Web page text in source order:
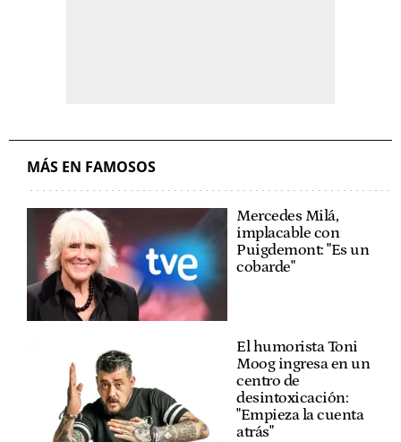
MÁS EN FAMOSOS
Mercedes Milá,
implacable con
Puigdemont: "Es un
cobarde"
El humorista Toni
Moog ingresa en un
centro de
desintoxicación:
"Empieza la cuenta
atrás"